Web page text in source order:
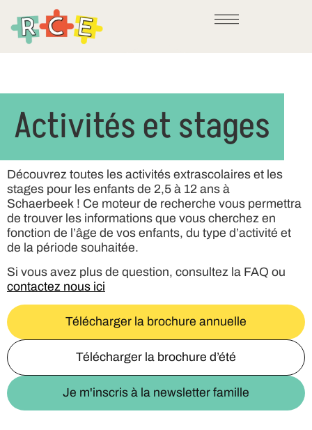
Activités et stages
Découvrez toutes les activités extrascolaires et les
stages pour les enfants de 2,5 à 12 ans à
Schaerbeek ! Ce moteur de recherche vous permettra
de trouver les informations que vous cherchez en
fonction de l’âge de vos enfants, du type d’activité et
de la période souhaitée.
Si vous avez plus de question, consultez la FAQ ou
contactez nous ici
Télécharger la brochure annuelle
Télécharger la brochure d’été
Je m'inscris à la newsletter famille